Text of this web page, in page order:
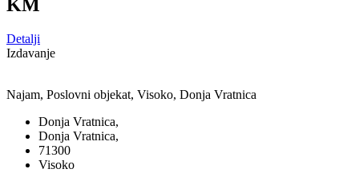
KM
Detalji
Izdavanje
Najam, Poslovni objekat, Visoko, Donja Vratnica
Donja Vratnica,
Donja Vratnica,
71300
Visoko